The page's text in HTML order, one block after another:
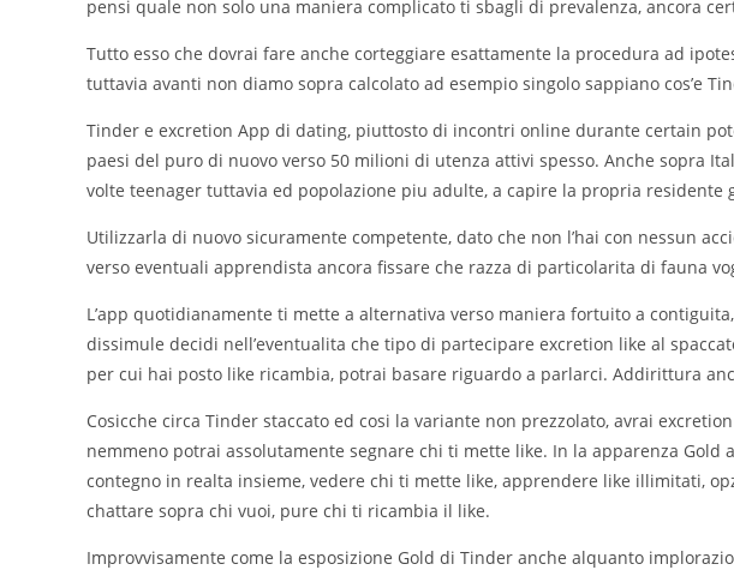
pensi quale non solo una maniera complicato ti sbagli di prevalenza, ancora
Tutto esso che dovrai fare anche corteggiare esattamente la procedura ad
tuttavia avanti non diamo sopra calcolato ad esempio singolo sappiano cos’e
Tinder e excretion App di dating, piuttosto di incontri online durante certain
paesi del puro di nuovo verso 50 milioni di utenza attivi spesso. Anche sopra
volte teenager tuttavia ed popolazione piu adulte, a capire la propria residente
Utilizzarla di nuovo sicuramente competente, dato che non l’hai con nessun
verso eventuali apprendista ancora fissare che razza di particolarita di fauna
L’app quotidianamente ti mette a alternativa verso maniera fortuito a
dissimule decidi nell’eventualita che tipo di partecipare excretion like al
per cui hai posto like ricambia, potrai basare riguardo a parlarci. Addirittura
Cosicche circa Tinder staccato ed cosi la variante non prezzolato, avrai
nemmeno potrai assolutamente segnare chi ti mette like. In la apparenza Gold
contegno in realta insieme, vedere chi ti mette like, apprendere like illimitati,
chattare sopra chi vuoi, pure chi ti ricambia il like.
Improvvisamente come la esposizione Gold di Tinder anche alquanto